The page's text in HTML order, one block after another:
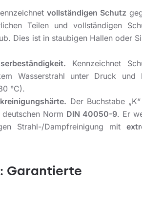
vollständigen Schutz
Teilen und vollständigen
Dies ist in staubigen Hallen oder
Kennzeichnet
Wasserstrahl unter Druck und
°C).
Der Buchstabe
Norm DIN 40050-9. Er
Strahl-/Dampfreinigung mit
Garantierte